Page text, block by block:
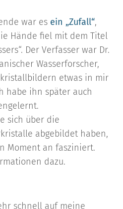
war es ein „Zufall“,
Hände fiel mit dem Titel
Der Verfasser war Dr.
Wasserforscher,
etwas in mir
habe ihn später auch
sich über die
abgebildet haben,
Moment an fasziniert.
dazu.
schnell auf meine